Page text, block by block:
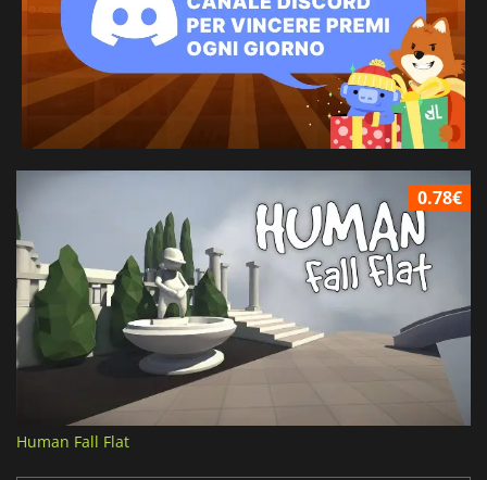
0.78€
Human Fall Flat